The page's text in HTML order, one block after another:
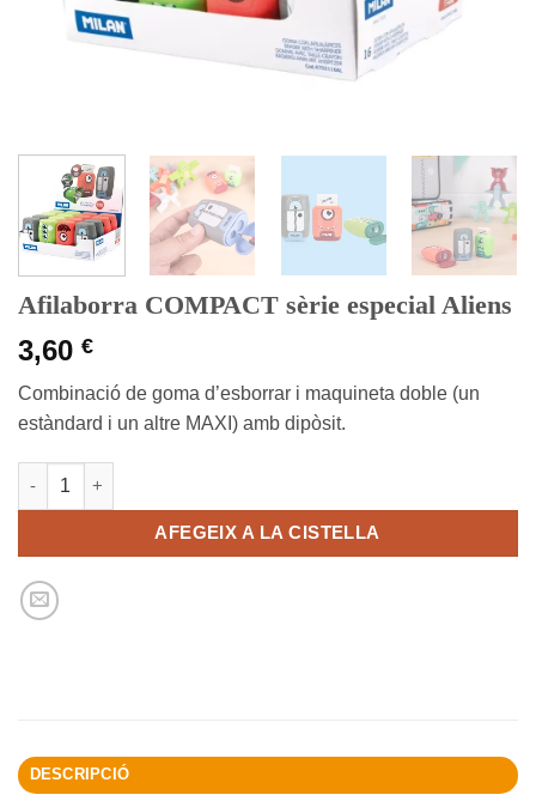
Afilaborra COMPACT sèrie especial Aliens
3,60 €
Combinació de goma d’esborrar i maquineta doble (un
estàndard i un altre MAXI) amb dipòsit.
quantitat de Afilaborra COMPACT sèrie especial Aliens
AFEGEIX A LA CISTELLA
DESCRIPCIÓ